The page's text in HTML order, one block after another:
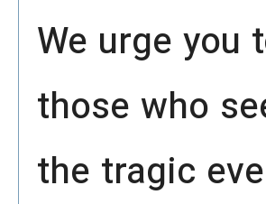
We urge
those who
the tragic